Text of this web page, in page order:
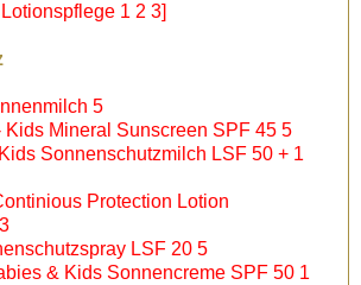
1 2 3]
5
Kids Mineral Sunscreen SPF 45 5
Sonnenschutzmilch LSF 50 + 1
Protection Lotion
LSF 20 5
& Kids Sonnencreme SPF 50 1